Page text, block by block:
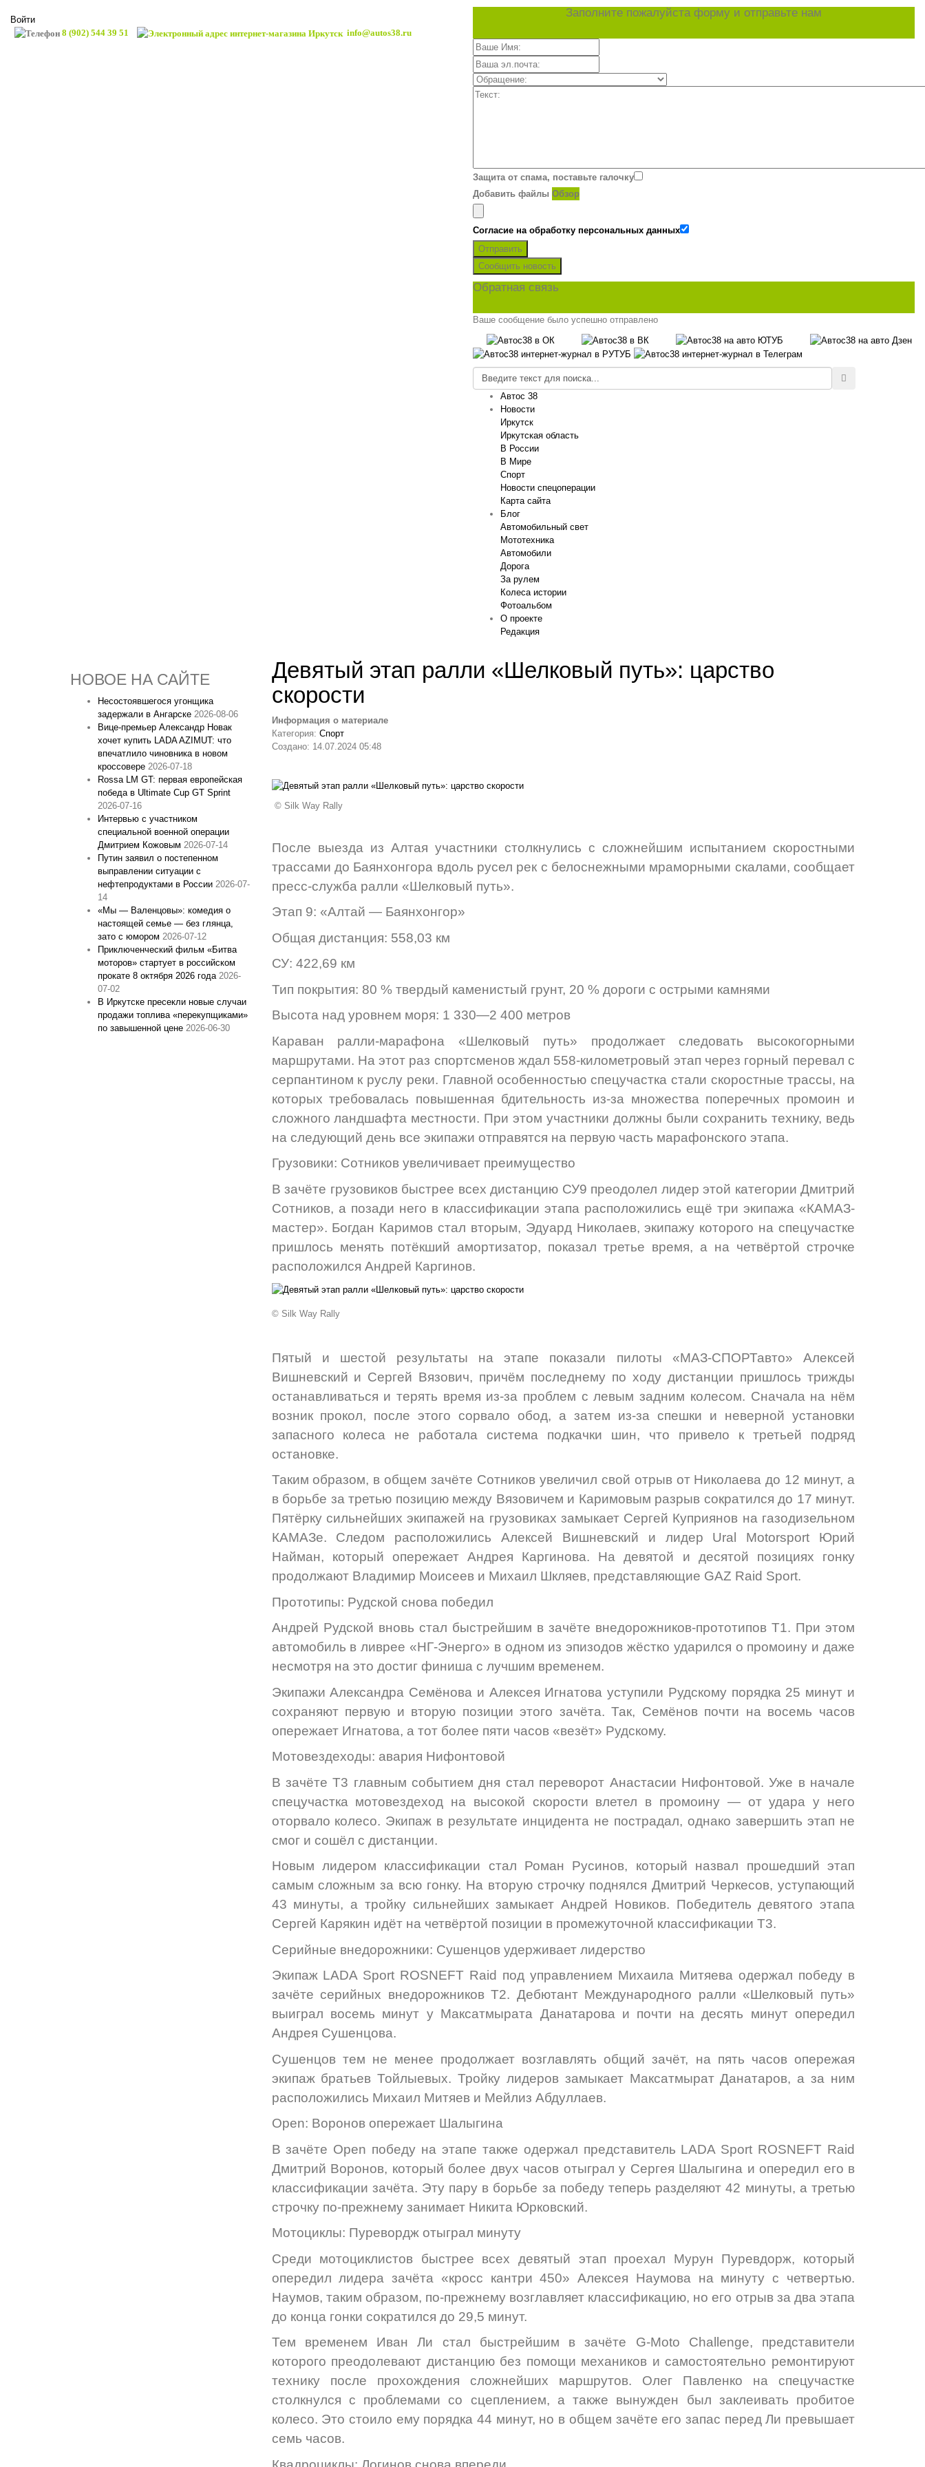
Войти
8 (902) 544 39 51
info@autos38.ru
Заполните пожалуйста форму и отправьте нам
Защита от спама, поставьте галочку
Добавить файлы Обзор
Согласие на обработку персональных данных
Отправить
Сообщить новость
Обратная связь
Ваше сообщение было успешно отправлено
Автос 38
Новости
Иркутск
Иркутская область
В России
В Мире
Спорт
Новости спецоперации
Карта сайта
Блог
Автомобильный свет
Мототехника
Автомобили
Дорога
За рулем
Колеса истории
Фотоальбом
О проекте
Редакция
НОВОЕ НА САЙТЕ
Несостоявшегося угонщика
задержали в Ангарске 2026-08-06
Вице‑премьер Александр Новак
хочет купить LADA AZIMUT: что
впечатлило чиновника в новом
кроссовере 2026-07-18
Rossa LM GT: первая европейская
победа в Ultimate Cup GT Sprint
2026-07-16
Интервью с участником
специальной военной операции
Дмитрием Кожовым 2026-07-14
Путин заявил о постепенном
выправлении ситуации с
нефтепродуктами в России 2026-07-
14
«Мы — Валенцовы»: комедия о
настоящей семье — без глянца,
зато с юмором 2026-07-12
Приключенческий фильм «Битва
моторов» стартует в российском
прокате 8 октября 2026 года 2026-
07-02
В Иркутске пресекли новые случаи
продажи топлива «перекупщиками»
по завышенной цене 2026-06-30
Девятый этап ралли «Шелковый путь»: царство
скорости
Информация о материале
Категория: Спорт
Создано: 14.07.2024 05:48
© Silk Way Rally
После выезда из Алтая участники столкнулись с сложнейшим испытанием скоростными
трассами до Баянхонгора вдоль русел рек с белоснежными мраморными скалами, сообщает
пресс-служба ралли «Шелковый путь».
Этап 9: «Алтай — Баянхонгор»
Общая дистанция: 558,03 км
СУ: 422,69 км
Тип покрытия: 80 % твердый каменистый грунт, 20 % дороги с острыми камнями
Высота над уровнем моря: 1 330—2 400 метров
Караван ралли-марафона «Шелковый путь» продолжает следовать высокогорными
маршрутами. На этот раз спортсменов ждал 558-километровый этап через горный перевал с
серпантином к руслу реки. Главной особенностью спецучастка стали скоростные трассы, на
которых требовалась повышенная бдительность из-за множества поперечных промоин и
сложного ландшафта местности. При этом участники должны были сохранить технику, ведь
на следующий день все экипажи отправятся на первую часть марафонского этапа.
Грузовики: Сотников увеличивает преимущество
В зачёте грузовиков быстрее всех дистанцию СУ9 преодолел лидер этой категории Дмитрий
Сотников, а позади него в классификации этапа расположились ещё три экипажа «КАМАЗ-
мастер». Богдан Каримов стал вторым, Эдуард Николаев, экипажу которого на спецучастке
пришлось менять потёкший амортизатор, показал третье время, а на четвёртой строчке
расположился Андрей Каргинов.
© Silk Way Rally
Пятый и шестой результаты на этапе показали пилоты «МАЗ-СПОРТавто» Алексей
Вишневский и Сергей Вязович, причём последнему по ходу дистанции пришлось трижды
останавливаться и терять время из-за проблем с левым задним колесом. Сначала на нём
возник прокол, после этого сорвало обод, а затем из-за спешки и неверной установки
запасного колеса не работала система подкачки шин, что привело к третьей подряд
остановке.
Таким образом, в общем зачёте Сотников увеличил свой отрыв от Николаева до 12 минут, а
в борьбе за третью позицию между Вязовичем и Каримовым разрыв сократился до 17 минут.
Пятёрку сильнейших экипажей на грузовиках замыкает Сергей Куприянов на газодизельном
КАМАЗе. Следом расположились Алексей Вишневский и лидер Ural Motorsport Юрий
Найман, который опережает Андрея Каргинова. На девятой и десятой позициях гонку
продолжают Владимир Моисеев и Михаил Шкляев, представляющие GAZ Raid Sport.
Прототипы: Рудской снова победил
Андрей Рудской вновь стал быстрейшим в зачёте внедорожников-прототипов Т1. При этом
автомобиль в ливрее «НГ-Энерго» в одном из эпизодов жёстко ударился о промоину и даже
несмотря на это достиг финиша с лучшим временем.
Экипажи Александра Семёнова и Алексея Игнатова уступили Рудскому порядка 25 минут и
сохраняют первую и вторую позиции этого зачёта. Так, Семёнов почти на восемь часов
опережает Игнатова, а тот более пяти часов «везёт» Рудскому.
Мотовездеходы: авария Нифонтовой
В зачёте Т3 главным событием дня стал переворот Анастасии Нифонтовой. Уже в начале
спецучастка мотовездеход на высокой скорости влетел в промоину — от удара у него
оторвало колесо. Экипаж в результате инцидента не пострадал, однако завершить этап не
смог и сошёл с дистанции.
Новым лидером классификации стал Роман Русинов, который назвал прошедший этап
самым сложным за всю гонку. На вторую строчку поднялся Дмитрий Черкесов, уступающий
43 минуты, а тройку сильнейших замыкает Андрей Новиков. Победитель девятого этапа
Сергей Карякин идёт на четвёртой позиции в промежуточной классификации Т3.
Серийные внедорожники: Сушенцов удерживает лидерство
Экипаж LADA Sport ROSNEFT Raid под управлением Михаила Митяева одержал победу в
зачёте серийных внедорожников Т2. Дебютант Международного ралли «Шелковый путь»
выиграл восемь минут у Максатмырата Данатарова и почти на десять минут опередил
Андрея Сушенцова.
Сушенцов тем не менее продолжает возглавлять общий зачёт, на пять часов опережая
экипаж братьев Тойлыевых. Тройку лидеров замыкает Максатмырат Данатаров, а за ним
расположились Михаил Митяев и Мейлиз Абдуллаев.
Open: Воронов опережает Шалыгина
В зачёте Open победу на этапе также одержал представитель LADA Sport ROSNEFT Raid
Дмитрий Воронов, который более двух часов отыграл у Сергея Шалыгина и опередил его в
классификации зачёта. Эту пару в борьбе за победу теперь разделяют 42 минуты, а третью
строчку по-прежнему занимает Никита Юрковский.
Мотоциклы: Пуревордж отыграл минуту
Среди мотоциклистов быстрее всех девятый этап проехал Мурун Пуревдорж, который
опередил лидера зачёта «кросс кантри 450» Алексея Наумова на минуту с четвертью.
Наумов, таким образом, по-прежнему возглавляет классификацию, но его отрыв за два этапа
до конца гонки сократился до 29,5 минут.
Тем временем Иван Ли стал быстрейшим в зачёте G-Moto Challenge, представители
которого преодолевают дистанцию без помощи механиков и самостоятельно ремонтируют
технику после прохождения сложнейших маршрутов. Олег Павленко на спецучастке
столкнулся с проблемами со сцеплением, а также вынужден был заклеивать пробитое
колесо. Это стоило ему порядка 44 минут, но в общем зачёте его запас перед Ли превышает
семь часов.